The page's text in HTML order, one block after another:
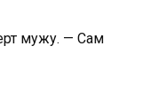
мужу. — Сам